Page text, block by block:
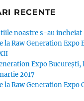
RECENTE
noastre s-au incheiat
la Raw Generation Expo
Expo București,
2017
la Raw Generation Expo